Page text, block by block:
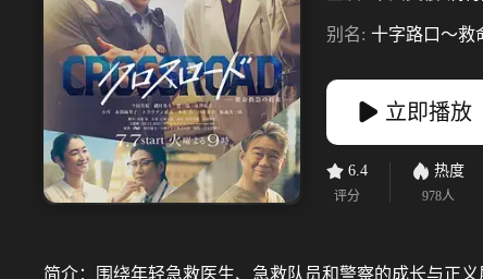
别名: 十字路口～救
立即播放
6.4
评分
热度
978人
简介：
围绕年轻急救医生、急救队员和警察的成长与正